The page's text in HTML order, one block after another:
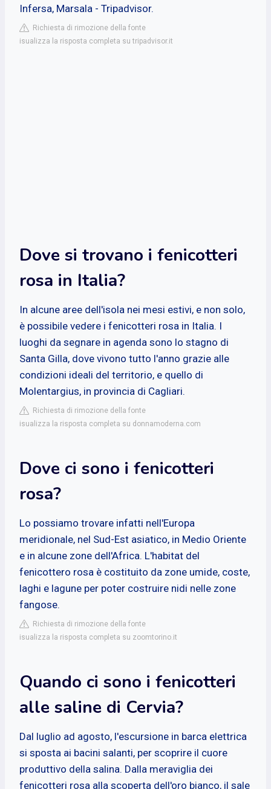
Infersa, Marsala - Tripadvisor.
Richiesta di rimozione della fonte
isualizza la risposta completa su tripadvisor.it
Dove si trovano i fenicotteri
rosa in Italia?
In alcune aree dell'isola nei mesi estivi, e non solo,
è possibile vedere i fenicotteri rosa in Italia. I
luoghi da segnare in agenda sono lo stagno di
Santa Gilla, dove vivono tutto l'anno grazie alle
condizioni ideali del territorio, e quello di
Molentargius, in provincia di Cagliari.
Richiesta di rimozione della fonte
isualizza la risposta completa su donnamoderna.com
Dove ci sono i fenicotteri
rosa?
Lo possiamo trovare infatti nell'Europa
meridionale, nel Sud-Est asiatico, in Medio Oriente
e in alcune zone dell'Africa. L'habitat del
fenicottero rosa è costituito da zone umide, coste,
laghi e lagune per poter costruire nidi nelle zone
fangose.
Richiesta di rimozione della fonte
isualizza la risposta completa su zoomtorino.it
Quando ci sono i fenicotteri
alle saline di Cervia?
Dal luglio ad agosto, l'escursione in barca elettrica
si sposta ai bacini salanti, per scoprire il cuore
produttivo della salina. Dalla meraviglia dei
fenicotteri rosa alla scoperta dell'oro bianco, il sale